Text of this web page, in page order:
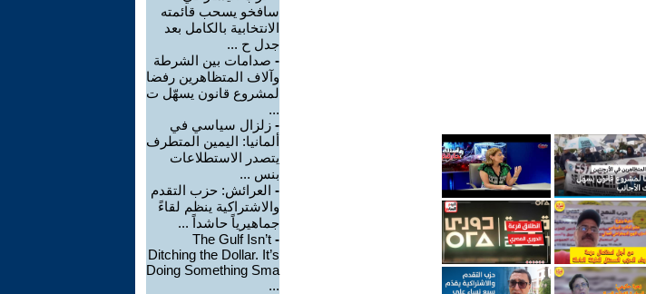
سافخو يسحب قائمته
الانتخابية بالكامل بعد
جدل ح ...
- صدامات بين الشرطة
وآلاف المتظاهرين رفضا
لمشروع قانون يسهّل ت
...
- زلزال سياسي في
ألمانيا: اليمين المتطرف
يتصدر الاستطلاعات
بنس ...
- العرائش: حزب التقدم
والاشتراكية ينظم لقاءً
جماهيرياً حاشداً ...
-
The Gulf Isn’t
Ditching the Dollar. It’s
Doing Something Sma
...